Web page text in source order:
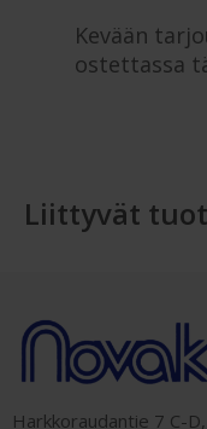
Kevään
ostettassa
Liittyvät
Harkkoraudantie 7 C-